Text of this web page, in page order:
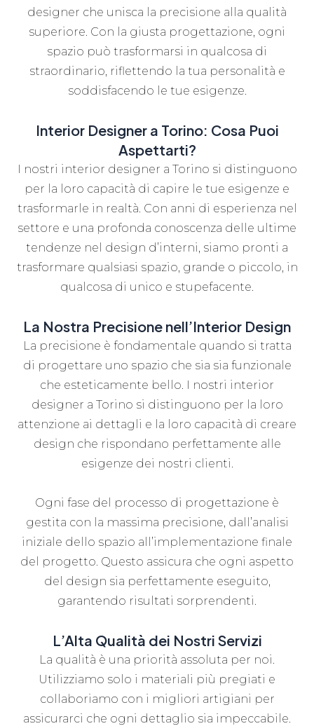
designer che unisca la precisione alla qualità
superiore. Con la giusta progettazione, ogni
spazio può trasformarsi in qualcosa di
straordinario, riflettendo la tua personalità e
soddisfacendo le tue esigenze.
Interior Designer a Torino: Cosa Puoi
Aspettarti?
I nostri interior designer a Torino si distinguono
per la loro capacità di capire le tue esigenze e
trasformarle in realtà. Con anni di esperienza nel
settore e una profonda conoscenza delle ultime
tendenze nel design d’interni, siamo pronti a
trasformare qualsiasi spazio, grande o piccolo, in
qualcosa di unico e stupefacente.
La Nostra Precisione nell’Interior Design
La precisione è fondamentale quando si tratta
di progettare uno spazio che sia sia funzionale
che esteticamente bello. I nostri interior
designer a Torino si distinguono per la loro
attenzione ai dettagli e la loro capacità di creare
design che rispondano perfettamente alle
esigenze dei nostri clienti.
Ogni fase del processo di progettazione è
gestita con la massima precisione, dall’analisi
iniziale dello spazio all’implementazione finale
del progetto. Questo assicura che ogni aspetto
del design sia perfettamente eseguito,
garantendo risultati sorprendenti.
L’Alta Qualità dei Nostri Servizi
La qualità è una priorità assoluta per noi.
Utilizziamo solo i materiali più pregiati e
collaboriamo con i migliori artigiani per
assicurarci che ogni dettaglio sia impeccabile.